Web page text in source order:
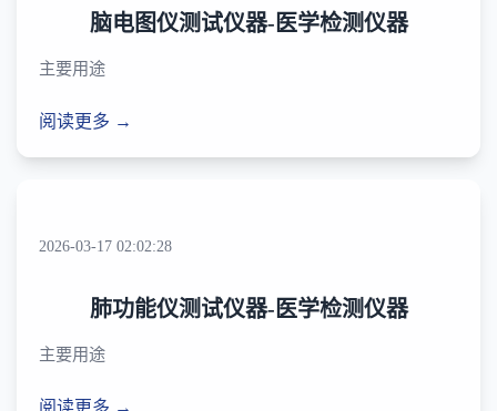
脑电图仪测试仪器-医学检测仪器
主要用途
阅读更多 →
2026-03-17 02:02:28
肺功能仪测试仪器-医学检测仪器
主要用途
阅读更多 →